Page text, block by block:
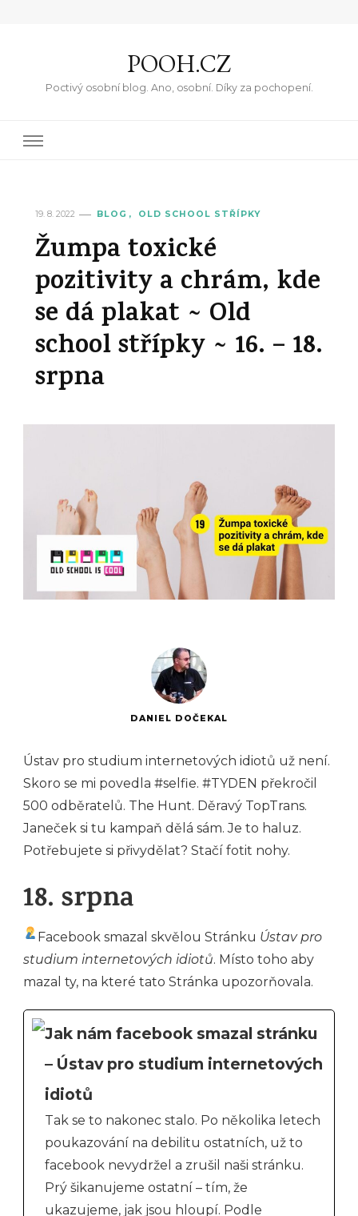
POOH.CZ
Poctivý osobní blog. Ano, osobní. Díky za pochopení.
19. 8. 2022 BLOG OLD SCHOOL STŘÍPKY
Žumpa toxické
pozitivity a chrám, kde
se dá plakat ~ Old
school střípky ~ 16. – 18.
srpna
DANIEL DOČEKAL
Ústav pro studium internetových idiotů už není.
Skoro se mi povedla #selfie. #TYDEN překročil
500 odběratelů. The Hunt. Děravý TopTrans.
Janeček si tu kampaň dělá sám. Je to haluz.
Potřebujete si přivydělat? Stačí fotit nohy.
18. srpna
Facebook smazal skvělou Stránku Ústav pro
studium internetových idiotů. Místo toho aby
mazal ty, na které tato Stránka upozorňovala.
Jak nám facebook smazal stránku
– Ústav pro studium internetových
idiotů
Tak se to nakonec stalo. Po několika letech
poukazování na debilitu ostatních, už to
facebook nevydržel a zrušil naši stránku.
Prý šikanujeme ostatní – tím, že
ukazujeme, jak jsou hloupí. Podle